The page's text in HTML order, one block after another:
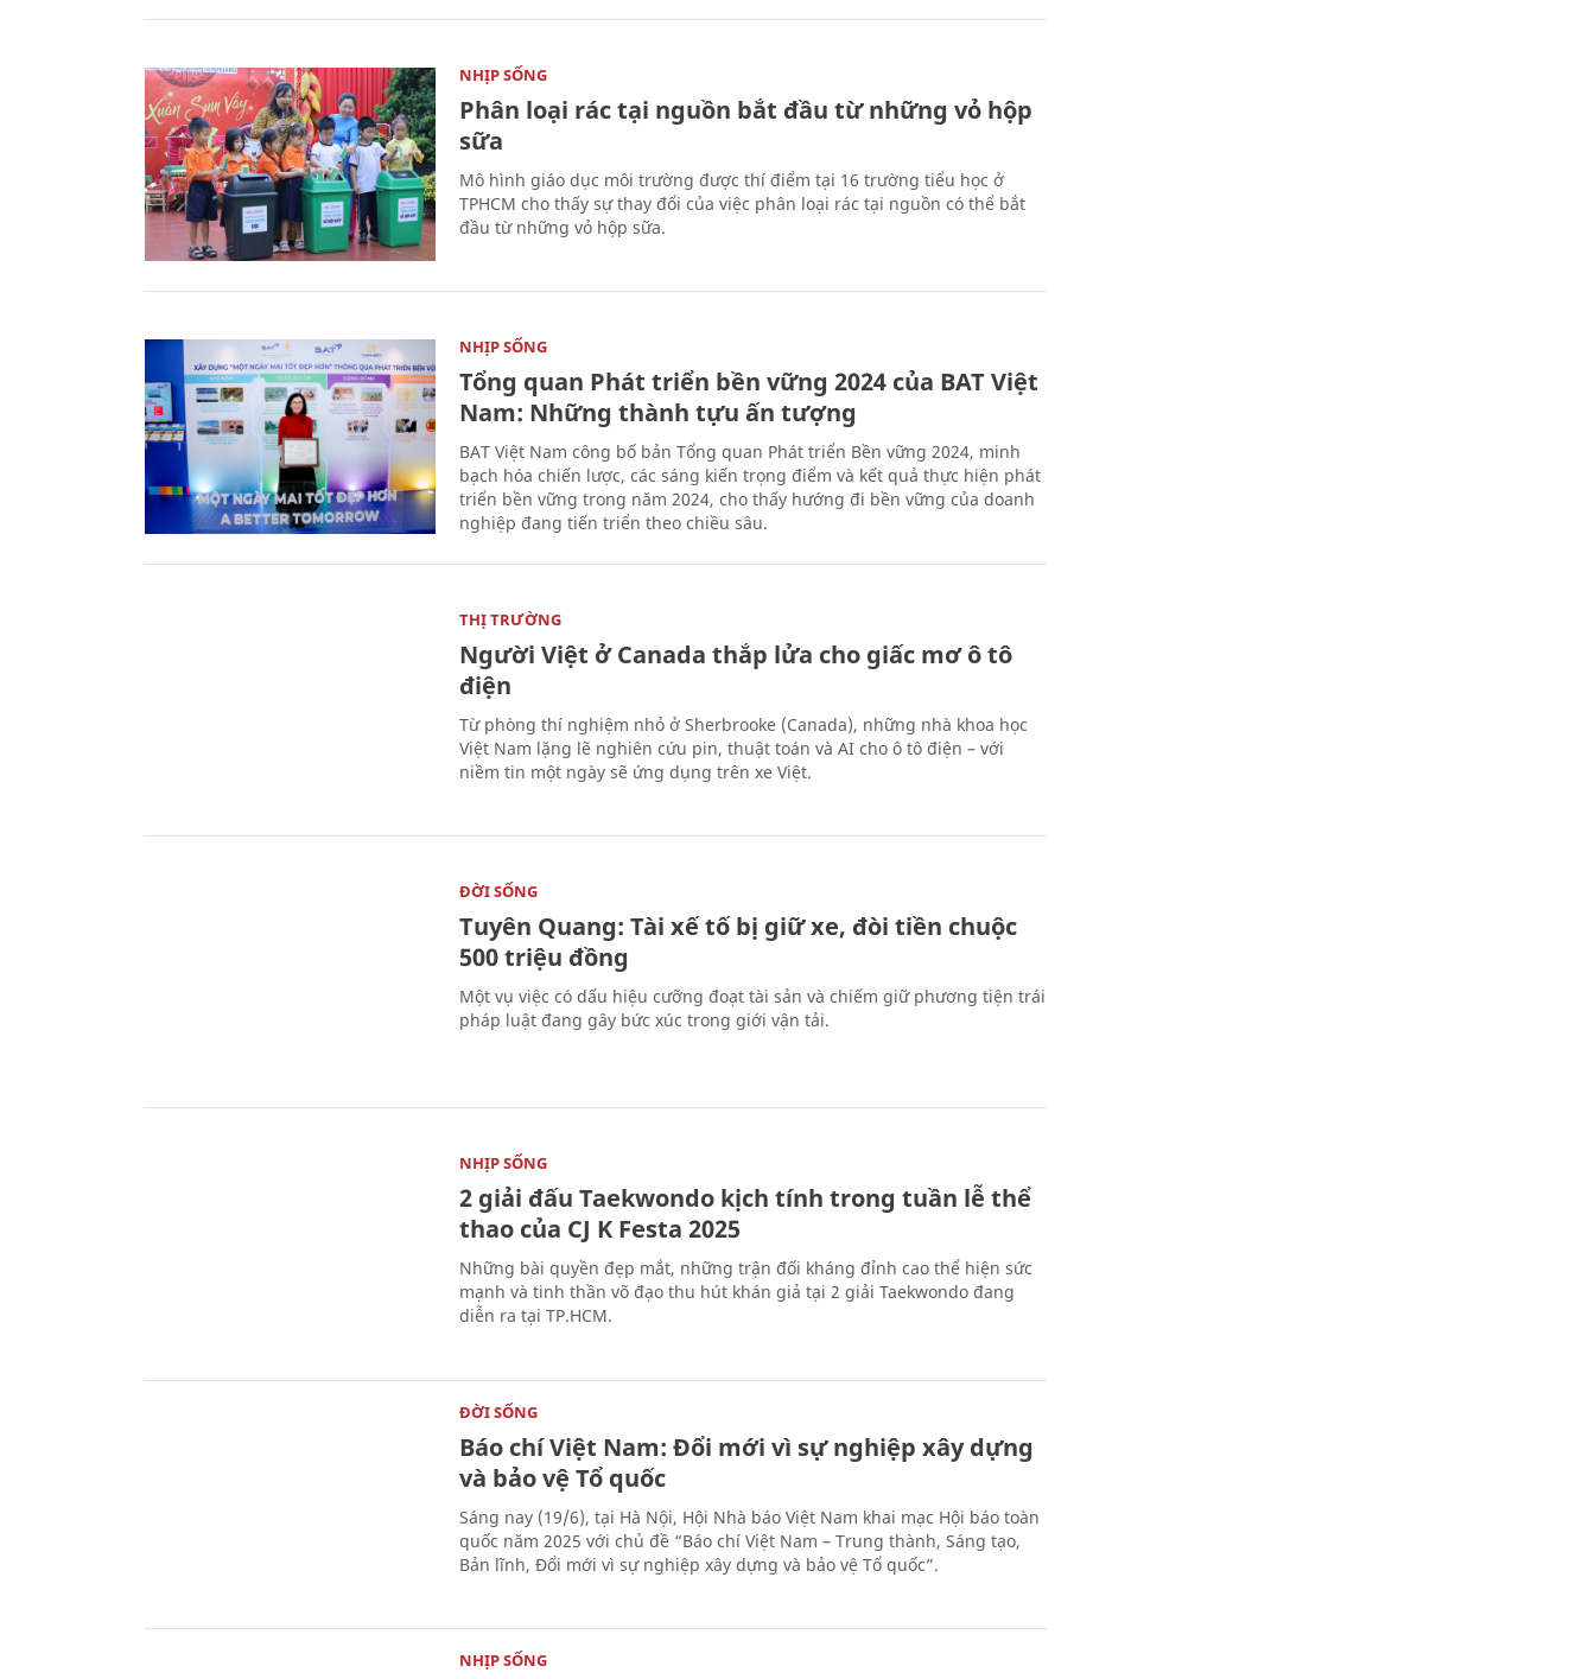
NHỊP SỐNG
Phân loại rác tại nguồn bắt đầu từ những vỏ hộp
sữa
Mô hình giáo dục môi trường được thí điểm tại 16 trường tiểu học ở
TPHCM cho thấy sự thay đổi của việc phân loại rác tại nguồn có thể bắt
đầu từ những vỏ hộp sữa.
NHỊP SỐNG
Tổng quan Phát triển bền vững 2024 của BAT Việt
Nam: Những thành tựu ấn tượng
BAT Việt Nam công bố bản Tổng quan Phát triển Bền vững 2024, minh
bạch hóa chiến lược, các sáng kiến trọng điểm và kết quả thực hiện phát
triển bền vững trong năm 2024, cho thấy hướng đi bền vững của doanh
nghiệp đang tiến triển theo chiều sâu.
THỊ TRƯỜNG
Người Việt ở Canada thắp lửa cho giấc mơ ô tô
điện
Từ phòng thí nghiệm nhỏ ở Sherbrooke (Canada), những nhà khoa học
Việt Nam lặng lẽ nghiên cứu pin, thuật toán và AI cho ô tô điện – với
niềm tin một ngày sẽ ứng dụng trên xe Việt.
ĐỜI SỐNG
Tuyên Quang: Tài xế tố bị giữ xe, đòi tiền chuộc
500 triệu đồng
Một vụ việc có dấu hiệu cưỡng đoạt tài sản và chiếm giữ phương tiện trái
pháp luật đang gây bức xúc trong giới vận tải.
NHỊP SỐNG
2 giải đấu Taekwondo kịch tính trong tuần lễ thể
thao của CJ K Festa 2025
Những bài quyền đẹp mắt, những trận đối kháng đỉnh cao thể hiện sức
mạnh và tinh thần võ đạo thu hút khán giả tại 2 giải Taekwondo đang
diễn ra tại TP.HCM.
ĐỜI SỐNG
Báo chí Việt Nam: Đổi mới vì sự nghiệp xây dựng
và bảo vệ Tổ quốc
Sáng nay (19/6), tại Hà Nội, Hội Nhà báo Việt Nam khai mạc Hội báo toàn
quốc năm 2025 với chủ đề “Báo chí Việt Nam – Trung thành, Sáng tạo,
Bản lĩnh, Đổi mới vì sự nghiệp xây dựng và bảo vệ Tổ quốc”.
NHỊP SỐNG